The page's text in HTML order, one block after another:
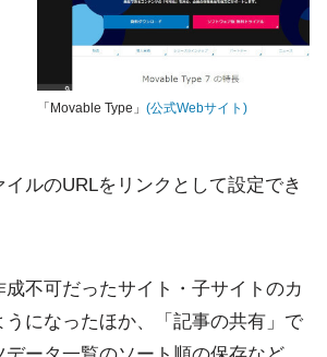
「Movable Type」 (公式Webサイト)
ルのURLをリンクとして設定でき
不可だったサイト・子サイトのカ
になったほか、「記事の共有」で